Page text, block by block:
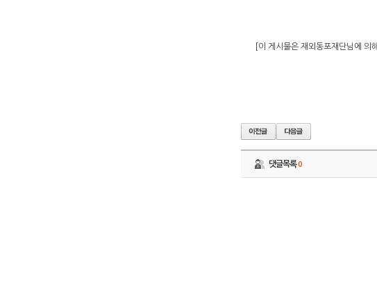
[이 게시물은 재외동포재단님에
댓글목록0